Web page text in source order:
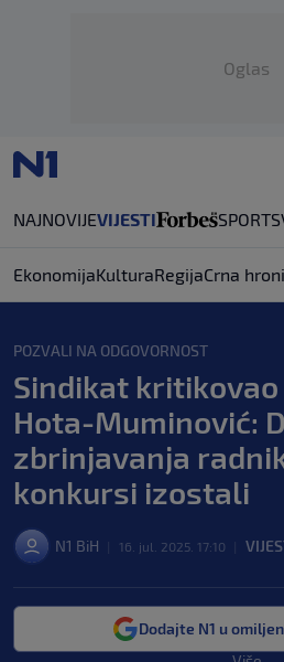
Oglas
NAJNOVIJEVIJESTI SPORT
EkonomijaKulturaRegijaCrna
POZVALI NA ODGOVORNOST
Sindikat
Hota-Muminović:
zbrinjavanja
konkursi izostali
N1 BiH 16. jul. 2025. 17:10
Dodajte N1 u